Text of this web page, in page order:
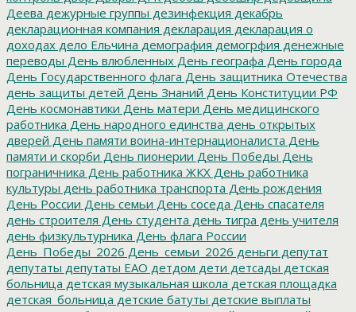
Деева дежурные группы дезинфекция декабрь
декларационная компания декларация декларация о
доходах дело Ельчина демография демогрфия денежные
переводы День влюбленных День географа День города
День Государственного флага День защитника Отечества
день защиты детей День Знаний День Конституции РФ
День космонавтики День матери День медицинского
работника День народного единства день открытых
дверей День памяти воина-интернационалиста День
памяти и скорби День пионерии День Победы День
пограничника День работника ЖКХ День работника
культуры день работника транспорта День рождения
День России День семьи День соседа День спасателя
день строителя День студента день тигра день учителя
день физкультурника День флага России
День_Победы_2026 День_семьи_2026 деньги депутат
депутаты депутаты ЕАО детдом дети детсады детская
больница детская музыкальная школа детская площадка
детская_больница детские батуты детские выплаты